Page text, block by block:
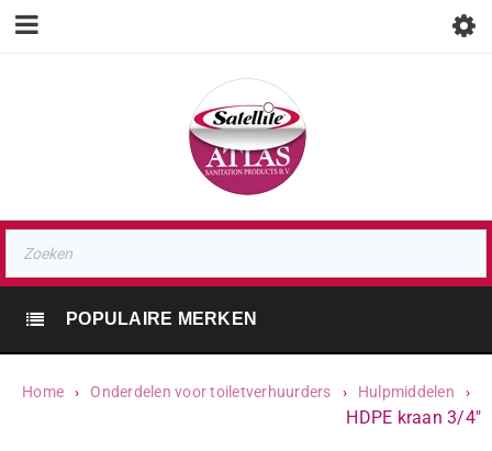
POPULAIRE MERKEN
Home › Onderdelen voor toiletverhuurders › Hulpmiddelen ›
HDPE kraan 3/4″